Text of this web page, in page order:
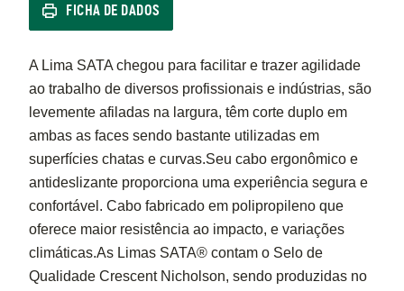
FICHA DE DADOS
A Lima SATA chegou para facilitar e trazer agilidade
ao trabalho de diversos profissionais e indústrias, são
levemente afiladas na largura, têm corte duplo em
ambas as faces sendo bastante utilizadas em
superfícies chatas e curvas.Seu cabo ergonômico e
antideslizante proporciona uma experiência segura e
confortável. Cabo fabricado em polipropileno que
oferece maior resistência ao impacto, e variações
climáticas.As Limas SATA® contam o Selo de
Qualidade Crescent Nicholson, sendo produzidas no